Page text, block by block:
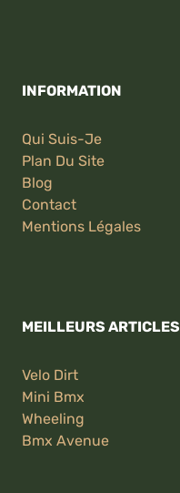
INFORMATION
Qui Suis-Je
Plan Du Site
Blog
Contact
Mentions Légales
MEILLEURS ARTICLES
Velo Dirt
Mini Bmx
Wheeling
Bmx Avenue